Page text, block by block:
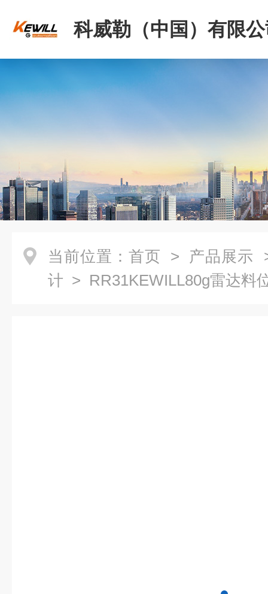
科威勒（中国）有限
当前位置： 首页 > 产品展示
计 > RR31KEWILL80g雷达料